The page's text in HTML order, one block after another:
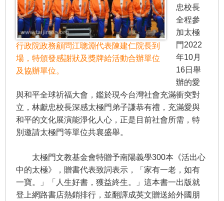
行政院政務顧問江聰淵代表陳建仁院長到
場，特頒發感謝狀及獎牌給活動合辦單位
及協辦單位。
忠校長
全程參
加太極
門2022
年10月
16日舉
辦的愛
與和平全球祈福大會，鑑於現今台灣社會充滿衝突對
立，林獻忠校長深感太極門弟子謙恭有禮，充滿愛與
和平的文化展演能淨化人心，正是目前社會所需，特
別邀請太極門等單位共襄盛舉。
太極門文教基金會特贈予南陽義學300本《活出心
中的太極》，贈書代表致詞表示，「家有一老，如有
一寶。」「人生好書，獲益終生。」這本書一出版就
登上網路書店熱銷排行，並翻譯成英文贈送給外國朋